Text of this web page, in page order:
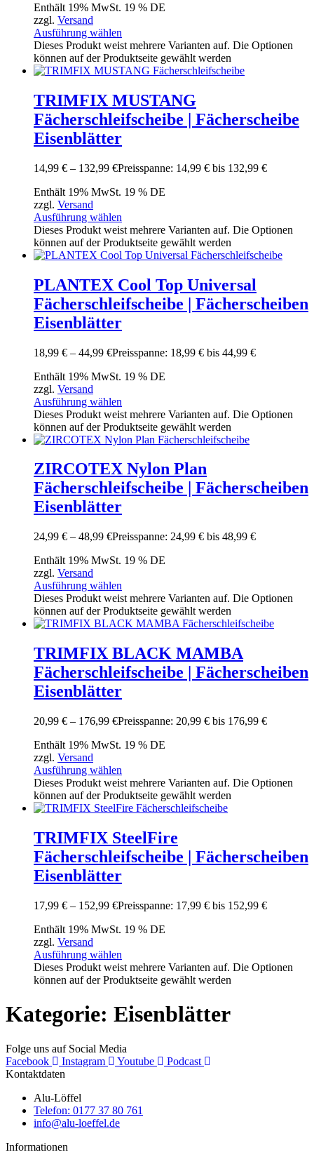
Enthält 19% MwSt. 19 % DE
zzgl. Versand
Ausführung wählen
Dieses Produkt weist mehrere Varianten auf. Die Optionen
können auf der Produktseite gewählt werden
TRIMFIX MUSTANG
Fächerschleifscheibe | Fächerscheibe
Eisenblätter
14,99 € – 132,99 €Preisspanne: 14,99 € bis 132,99 €
Enthält 19% MwSt. 19 % DE
zzgl. Versand
Ausführung wählen
Dieses Produkt weist mehrere Varianten auf. Die Optionen
können auf der Produktseite gewählt werden
PLANTEX Cool Top Universal
Fächerschleifscheibe | Fächerscheiben
Eisenblätter
18,99 € – 44,99 €Preisspanne: 18,99 € bis 44,99 €
Enthält 19% MwSt. 19 % DE
zzgl. Versand
Ausführung wählen
Dieses Produkt weist mehrere Varianten auf. Die Optionen
können auf der Produktseite gewählt werden
ZIRCOTEX Nylon Plan
Fächerschleifscheibe | Fächerscheiben
Eisenblätter
24,99 € – 48,99 €Preisspanne: 24,99 € bis 48,99 €
Enthält 19% MwSt. 19 % DE
zzgl. Versand
Ausführung wählen
Dieses Produkt weist mehrere Varianten auf. Die Optionen
können auf der Produktseite gewählt werden
TRIMFIX BLACK MAMBA
Fächerschleifscheibe | Fächerscheiben
Eisenblätter
20,99 € – 176,99 €Preisspanne: 20,99 € bis 176,99 €
Enthält 19% MwSt. 19 % DE
zzgl. Versand
Ausführung wählen
Dieses Produkt weist mehrere Varianten auf. Die Optionen
können auf der Produktseite gewählt werden
TRIMFIX SteelFire
Fächerschleifscheibe | Fächerscheiben
Eisenblätter
17,99 € – 152,99 €Preisspanne: 17,99 € bis 152,99 €
Enthält 19% MwSt. 19 % DE
zzgl. Versand
Ausführung wählen
Dieses Produkt weist mehrere Varianten auf. Die Optionen
können auf der Produktseite gewählt werden
Kategorie: Eisenblätter
Folge uns auf Social Media
Facebook
Instagram Youtube
Podcast
Kontaktdaten
Alu-Löffel
Telefon: 0177 37 80 761
info@alu-loeffel.de
Informationen